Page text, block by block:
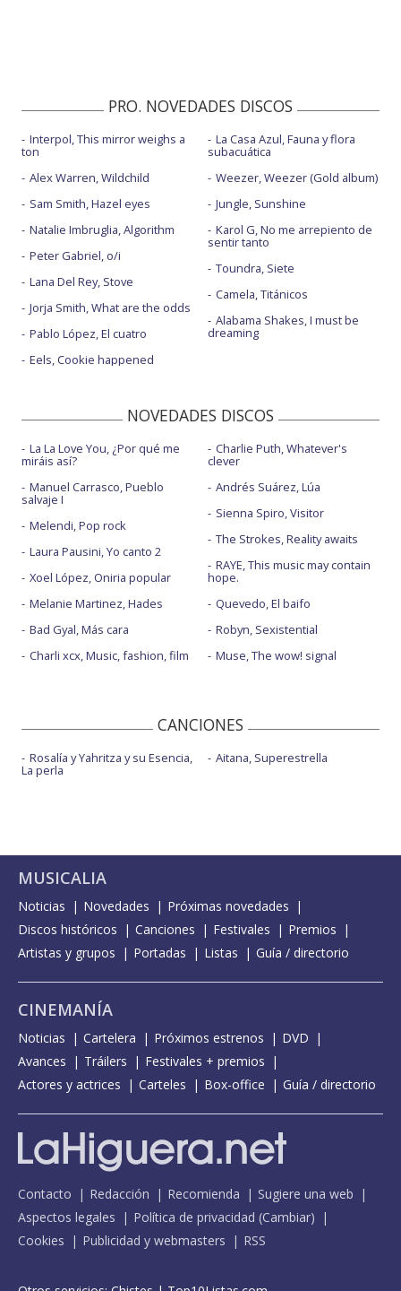
PRO. NOVEDADES DISCOS
Interpol, This mirror weighs a
ton
Alex Warren, Wildchild
Sam Smith, Hazel eyes
Natalie Imbruglia, Algorithm
Peter Gabriel, o/i
Lana Del Rey, Stove
Jorja Smith, What are the odds
Pablo López, El cuatro
Eels, Cookie happened
La Casa Azul, Fauna y flora
subacuática
Weezer, Weezer (Gold album)
Jungle, Sunshine
Karol G, No me arrepiento de
sentir tanto
Toundra, Siete
Camela, Titánicos
Alabama Shakes, I must be
dreaming
NOVEDADES DISCOS
La La Love You, ¿Por qué me
miráis así?
Manuel Carrasco, Pueblo
salvaje I
Melendi, Pop rock
Laura Pausini, Yo canto 2
Xoel López, Oniria popular
Melanie Martinez, Hades
Bad Gyal, Más cara
Charli xcx, Music, fashion, film
Charlie Puth, Whatever's
clever
Andrés Suárez, Lúa
Sienna Spiro, Visitor
The Strokes, Reality awaits
RAYE, This music may contain
hope.
Quevedo, El baifo
Robyn, Sexistential
Muse, The wow! signal
CANCIONES
Rosalía y Yahritza y su Esencia,
La perla
Aitana, Superestrella
MUSICALIA
Noticias Novedades
Próximas novedades
Discos históricos
Canciones Festivales
Premios
Artistas y grupos
Portadas Listas Guía / directorio
CINEMANÍA
Noticias Cartelera Próximos estrenos
DVD
Avances
Tráilers
Festivales + premios
Actores y actrices
Carteles Box-office Guía / directorio
Contacto Redacción Recomienda
Sugiere una web
Aspectos legales
Política de privacidad (Cambiar)
Cookies
Publicidad y webmasters RSS